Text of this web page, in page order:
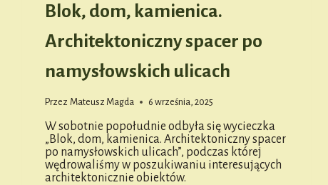
Blok, dom, kamienica.
Architektoniczny spacer po
namysłowskich ulicach
Przez Mateusz Magda 6 września, 2025
W sobotnie popołudnie odbyła się wycieczka
„Blok, dom, kamienica. Architektoniczny spacer
po namysłowskich ulicach”, podczas której
wędrowaliśmy w poszukiwaniu interesujących
architektonicznie obiektów.